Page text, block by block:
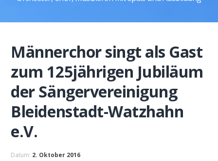
Männerchor singt als Gast
zum 125jährigen Jubiläum
der Sängervereinigung
Bleidenstadt-Watzhahn
e.V.
Datum: 2. Oktober 2016